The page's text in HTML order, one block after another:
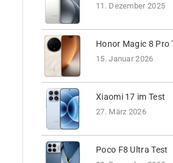
11. Dezember 2025
Honor Magic 8 Pro
15. Januar 2026
Xiaomi 17 im Test
27. März 2026
Poco F8 Ultra Test